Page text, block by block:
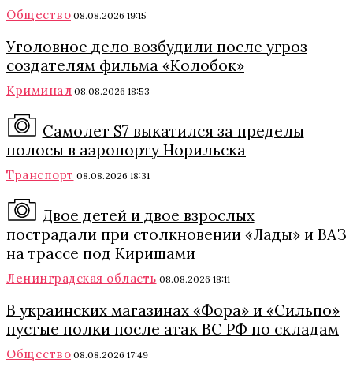
Общество 08.08.2026 19:15
Уголовное дело возбудили после угроз
создателям фильма «Колобок»
Криминал 08.08.2026 18:53
Самолет S7 выкатился за пределы
полосы в аэропорту Норильска
Транспорт 08.08.2026 18:31
Двое детей и двое взрослых
пострадали при столкновении «Лады» и ВАЗ
на трассе под Киришами
Ленинградская область 08.08.2026 18:11
В украинских магазинах «Фора» и «Сильпо»
пустые полки после атак ВС РФ по складам
Общество 08.08.2026 17:49